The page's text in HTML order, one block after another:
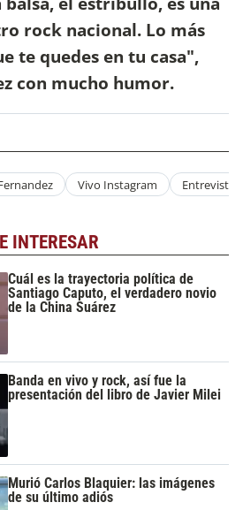
rock nacional. Lo más
te quedes en tu casa",
con mucho humor.
Vivo Instagram Entrevista
INTERESAR
Cuál es la trayectoria política de
Santiago Caputo, el verdadero novio
de la China Suárez
Banda en vivo y rock, así fue la
presentación del libro de Javier Milei
Murió Carlos Blaquier: las imágenes
de su último adiós